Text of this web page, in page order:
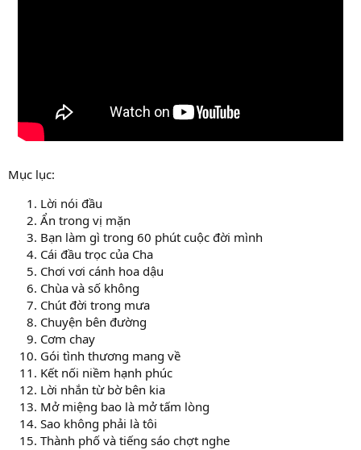
Mục lục:
Lời nói đầu
Ẩn trong vị mặn
Bạn làm gì trong 60 phút cuộc đời mình
Cái đầu trọc của Cha
Chơi vơi cánh hoa dậu
Chùa và số không
Chút đời trong mưa
Chuyện bên đường
Cơm chay
Gói tình thương mang về
Kết nối niềm hạnh phúc
Lời nhắn từ bờ bên kia
Mở miệng bao là mở tấm lòng
Sao không phải là tôi
Thành phố và tiếng sáo chợt nghe